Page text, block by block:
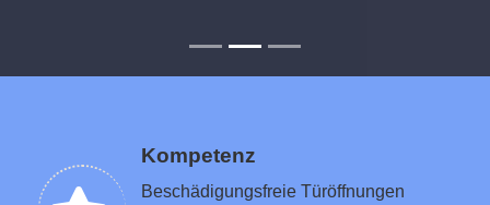
Kompetenz
Beschädigungsfreie Türöffnungen